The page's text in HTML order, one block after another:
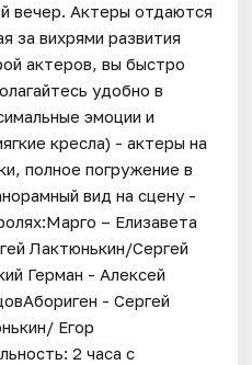
вечер. Актеры отдаются
за вихрями развития
актеров, вы быстро
удобно в
эмоции и
кресла) - актеры на
полное погружение в
вид на сцену -
– Елизавета
Лактюнькин/Сергей
Герман - Алексей
- Сергей
Егор
2 часа с